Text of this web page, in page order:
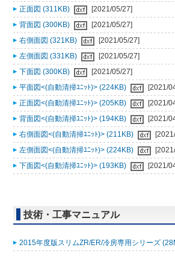
正面図 (311KB)
[2021/05/27]
背面図 (300KB)
[2021/05/27]
右側面図 (321KB)
[2021/05/27]
左側面図 (331KB)
[2021/05/27]
下面図 (300KB)
[2021/05/27]
平面図<(自動清掃ﾕﾆｯﾄ)> (224KB)
[2021/
正面図<(自動清掃ﾕﾆｯﾄ)> (205KB)
[2021/
背面図<(自動清掃ﾕﾆｯﾄ)> (194KB)
[2021/
右側面図<(自動清掃ﾕﾆｯﾄ)> (211KB)
左側面図<(自動清掃ﾕﾆｯﾄ)> (224KB)
下面図<(自動清掃ﾕﾆｯﾄ)> (193KB)
[2021/
技術・工事マニュアル
2015年度版スリムZR/ER/冷房専用シリーズ